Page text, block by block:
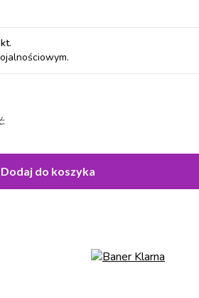
.
Dodaj do koszyka